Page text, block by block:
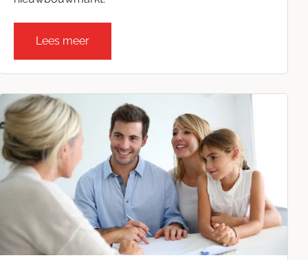
Lees meer